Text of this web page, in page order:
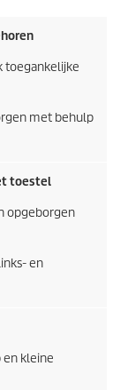
toegankelijke
met behulp
toestel
opgeborgen
en
en kleine